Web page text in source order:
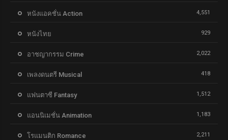
หนังแอคชั่น Action 4,551
หนังไทย 929
อาชญากรรม Crime 2,022
เพลงดนตรี Musical 418
แฟนตาซี Fantasy 1,512
แอนนิเมชั่น Animation 1,183
โรแมนติก Romance 2,211